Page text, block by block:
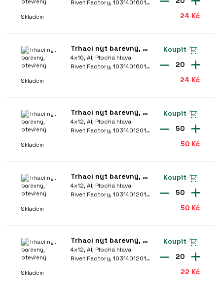
tyče a svorníky
na šrouby, vruty a matice
a pin hřebíky
pojistné
a maznice
pera, závlačky
a Ianové přísIušenství
Nábytek
kotvy
Okna
Střecha a opláštění
Pouze skladem
FESTA(15)
Rivet Factory
58 Kč
Extra velká hlava
(24)
Plochá hlava (337)
Rivet Factory, 1031401601-9003
24 Kč
Skladem
Trhací nýt barevný, otevřený
4x16, Al, Plochá hlava
Rivet Factory, 1031401601-8014
24 Kč
Skladem
20
Koupit
Trhací nýt barevný, otevřený
4x12, Al, Plochá hlava
Rivet Factory, 1031401201-9003
50 Kč
Skladem
50
Koupit
Trhací nýt barevný, otevřený
4x12, Al, Plochá hlava
Rivet Factory, 1031401201-8014
50 Kč
Skladem
50
Koupit
Trhací nýt barevný, otevřený
4x12, Al, Plochá hlava
Rivet Factory, 1031401201-9005
22 Kč
Skladem
20
Koupit